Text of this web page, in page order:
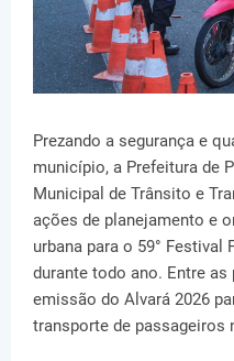
Prezando a segurança e
município, a Prefeitura de
Municipal de Trânsito e
ações de planejamento e
urbana para o 59°
durante todo ano. Entre
emissão do Alvará 2026
transporte de passageiros